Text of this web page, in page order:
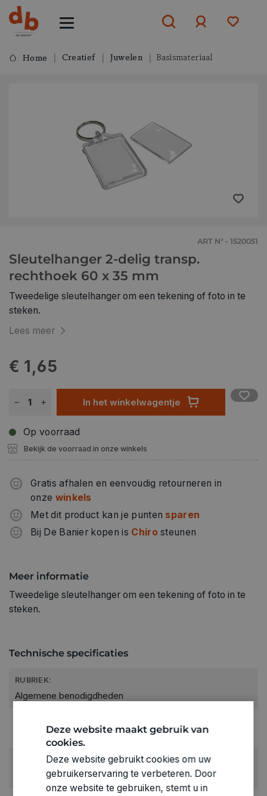
Home Creatief Juwelen Basismateriaal
ART N° - 1520051
Sleutelhanger 2-delig transp.
rechthoek 60 x 35 mm
Tweedelige sleutelhanger om een tekening of foto in te
steken.
Lees meer
€ 1,65
In het winkelwagentje
Op voorraad
Bekijk de voorraad in onze winkels
Gratis afhalen en eenvoudig retourneren in
onze winkels
Met dit product kan je punten sparen
Bij De Banier kopen is Chirosteunen
Meer informatie
Tweedelige sleutelhanger om een tekening of foto in te
steken.
Technische specificaties
RUBRIEK:
Algemene benodigdheden
ARTIKELNUMMER
1520051
Deze website maakt gebruik van
cookies.
Deze website gebruikt cookies om uw
gebruikerservaring te verbeteren. Door
onze website te gebruiken, stemt u in